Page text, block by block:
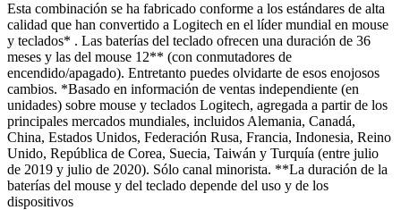
Esta combinación se ha fabricado conforme a los estándares de alta
calidad que han convertido a Logitech en el líder mundial en mouse
y teclados* . Las baterías del teclado ofrecen una duración de 36
meses y las del mouse 12** (con conmutadores de
encendido/apagado). Entretanto puedes olvidarte de esos enojosos
cambios. *Basado en información de ventas independiente (en
unidades) sobre mouse y teclados Logitech, agregada a partir de los
principales mercados mundiales, incluidos Alemania, Canadá,
China, Estados Unidos, Federación Rusa, Francia, Indonesia, Reino
Unido, República de Corea, Suecia, Taiwán y Turquía (entre julio
de 2019 y julio de 2020). Sólo canal minorista. **La duración de la
baterías del mouse y del teclado depende del uso y de los
dispositivos